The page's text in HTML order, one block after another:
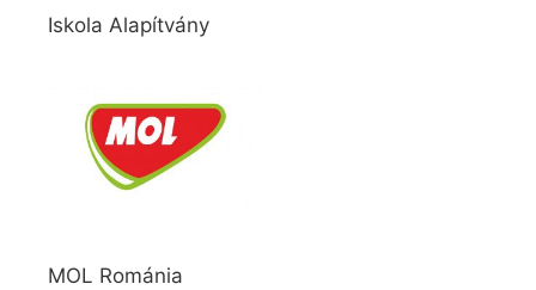
Iskola Alapítvány
MOL Románia